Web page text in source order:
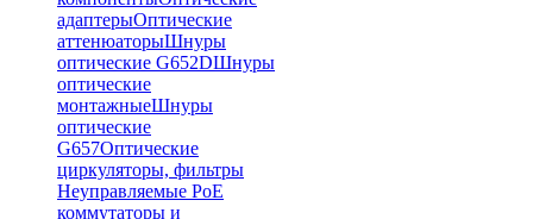
адаптерыОптические
аттенюаторыШнуры
оптические G652DШнуры
оптические
монтажныеШнуры
оптические
G657Оптические
циркуляторы, фильтры
Неуправляемые PoE
коммутаторы и